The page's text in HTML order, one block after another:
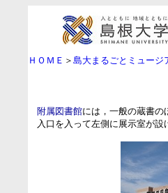
ＨＯＭＥ ＞ 島大まるごとミュージ
附属図書館には，一般の蔵書の
入口を入って左側に展示室が設